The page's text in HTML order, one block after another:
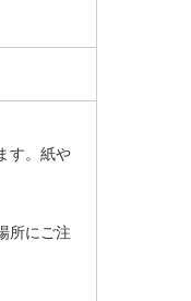
す。紙や
所にご注